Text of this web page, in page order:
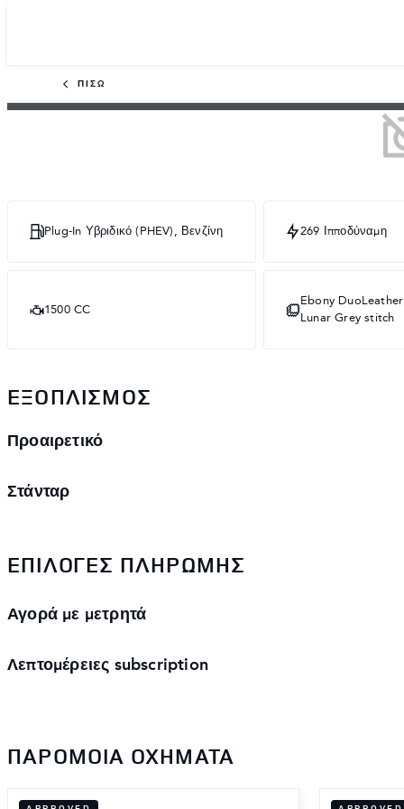
ΠΊΣΩ
Plug-In Υβριδικό (PHEV), Βενζίνη 269 Ιπποδύναμη
1500 CC
Ebony
Lunar Grey stitch
ΕΞΟΠΛΙΣΜΌΣ
Προαιρετικό
Στάνταρ
ΕΠΙΛΟΓΈΣ ΠΛΗΡΩΜΉΣ
Αγορά με μετρητά
Λεπτομέρειες subscription
ΠΑΡΌΜΟΙΑ ΟΧΉΜΑΤΑ